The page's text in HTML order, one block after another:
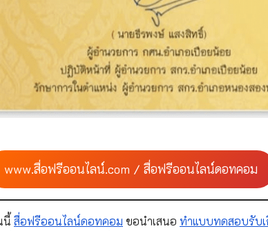
www.สื่อฟรีออนไลน์.com / สื่อฟรีออนไลน์ดอทคอม
นี้ สื่อฟรีออนไลน์ดอทคอม ขอนำเสนอ ทำแบบทดสอบรับ